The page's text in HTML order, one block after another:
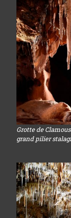
Grotte de
grand pilier